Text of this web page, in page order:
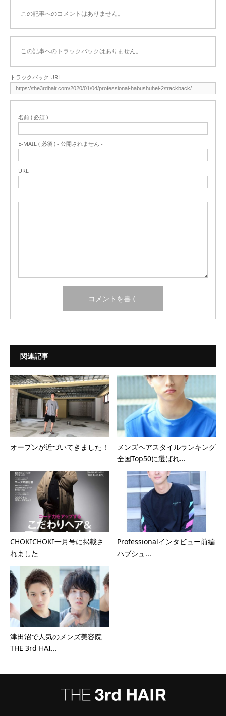
この記事へのコメントはありません。
この記事へのトラックバックはありません。
トラックバック URL
名前 ( 必須 )
E-MAIL ( 必須 ) - 公開されません -
URL
関連記事
オープンが近づいてきました！
メンズヘアスタイルランキング
全国Top50に選ばれ...
CHOKICHOKI一月号に掲載さ
れました
Professionalインタビュー前編
ハブシュ...
津田沼で人気のメンズ美容院
THE 3rd HAI...